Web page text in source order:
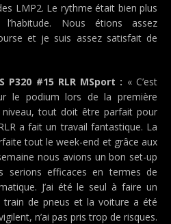
LMP2. Le rythme était bien plus
Nous étions assez
et je suis assez satisfait de
P320 #15 RLR MSport : « C’est
le podium lors de la première
tout doit être parfait pour
a fait un travail fantastique. La
tout le week-end et grâce aux
nous avions un bon set-up
serions efficaces en termes de
J’ai été le seul à faire un
train de pneus et la voiture a été
n’ai pas pris trop de risques.